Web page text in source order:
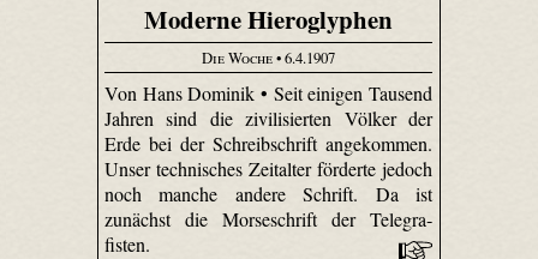
Moderne Hieroglyphen
Die Woche• 6.4.1907
Von Hans Dominik • Seit einigen Tausend
Jahren sind die zivilisierten Völker der
Erde bei der Schreibschrift angekommen.
Unser technisches Zeitalter förderte jedoch
noch manche andere Schrift. Da ist
zunächst die Morseschrift der Tele­gra­
fisten.